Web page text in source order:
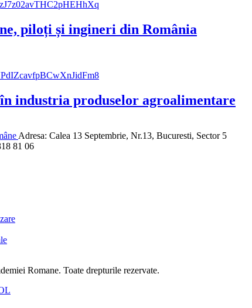
piloți și ingineri din România
industria produselor agroalimentare
Adresa: Calea 13 Septembrie, Nr.13, Bucuresti, Sector 5
81 06
Romane. Toate drepturile rezervate.